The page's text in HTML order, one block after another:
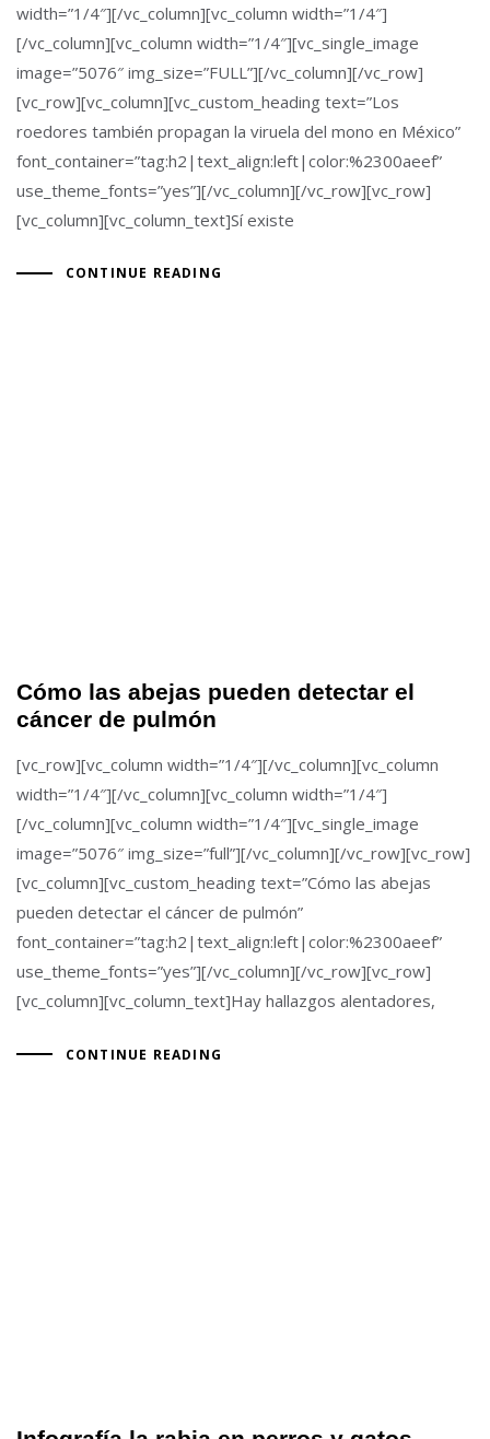
width=”1/4″][/vc_column][vc_column width=”1/4″]
[/vc_column][vc_column width=”1/4″][vc_single_image
image=”5076″ img_size=”FULL”][/vc_column][/vc_row]
[vc_row][vc_column][vc_custom_heading text=”Los
roedores también propagan la viruela del mono en México”
font_container=”tag:h2|text_align:left|color:%2300aeef”
use_theme_fonts=”yes”][/vc_column][/vc_row][vc_row]
[vc_column][vc_column_text]Sí existe
CONTINUE READING
Cómo las abejas pueden detectar el
cáncer de pulmón
[vc_row][vc_column width=”1/4″][/vc_column][vc_column
width=”1/4″][/vc_column][vc_column width=”1/4″]
[/vc_column][vc_column width=”1/4″][vc_single_image
image=”5076″ img_size=”full”][/vc_column][/vc_row][vc_row]
[vc_column][vc_custom_heading text=”Cómo las abejas
pueden detectar el cáncer de pulmón”
font_container=”tag:h2|text_align:left|color:%2300aeef”
use_theme_fonts=”yes”][/vc_column][/vc_row][vc_row]
[vc_column][vc_column_text]Hay hallazgos alentadores,
CONTINUE READING